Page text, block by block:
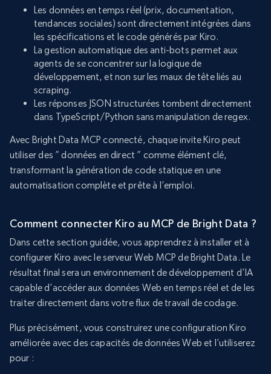
Les données en temps réel (prix, documentation,
tendances sociales) sont directement intégrées dans
les spécifications et le code générés par Kiro.
La gestion automatique des anti-bots permet aux
agents de se concentrer sur la logique de
développement, et non sur les maux de tête liés au
scraping.
Les réponses JSON structurées tombent directement
dans TypeScript/Python sans manipulation de regex.
Avec Bright Data MCP connecté, chaque invite Kiro peut
utiliser des ” données en direct ” comme élément clé,
transformant la génération de code statique en une
automatisation complète et prête à l’emploi.
Comment connecter Kiro au MCP de Bright Data ?
Dans cette section guidée, vous apprendrez à installer et à
configurer Kiro avec le serveur Web MCP de Bright Data. Le
résultat final sera un environnement de développement d’IA
capable d’accéder aux données Web en temps réel et de les
traiter directement dans votre flux de travail de codage.
Plus précisément, vous construirez une configuration Kiro
améliorée avec des capacités de données Web et l’utiliserez
pour :